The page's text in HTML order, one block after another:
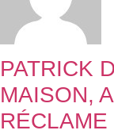
PATRICK
MAISON,